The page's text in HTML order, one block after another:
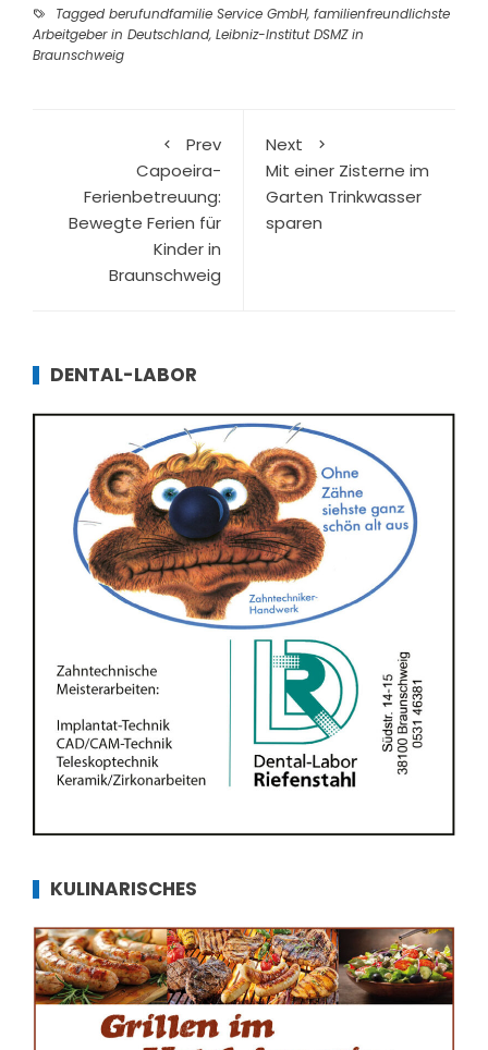
Tagged berufundfamilie Service GmbH, familienfreundlichste
Arbeitgeber in Deutschland, Leibniz-Institut DSMZ in
Braunschweig
Prev
Capoeira-
Ferienbetreuung:
Bewegte Ferien für
Kinder in
Braunschweig
Next
Mit einer Zisterne im
Garten Trinkwasser
sparen
DENTAL-LABOR
KULINARISCHES